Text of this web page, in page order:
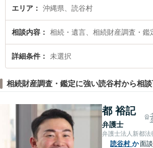
弁護士のプロフィール情報や弁護士費用、強みなど
士を検索したい』『初回相談無料で相続財産調査・
村内の弁護士に相談予約したい』などでお困りの相
エリア 沖縄県、読谷村
相談内容 相続・遺言、相続財産調査・鑑
詳細条件 未選択
相続財産調査・鑑定に強い読谷村から相
都 裕記
弁護士
弁護士法人新都
読谷村 か面